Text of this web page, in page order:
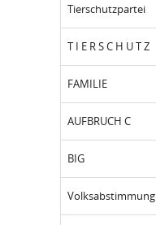
Tierschutzpartei
T I E R S C H U T Z
FAMILIE
AUFBRUCH C
BIG
Volksabstimmung